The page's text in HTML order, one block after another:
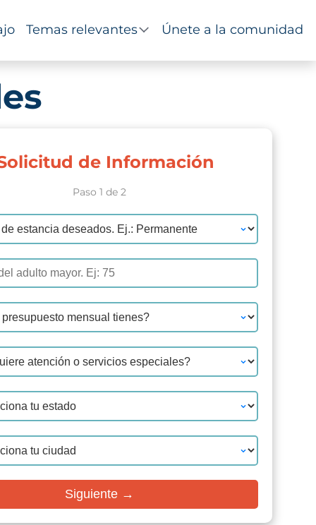
Temas relevantes Únete a la comunidad
de Información
Paso 1 de 2
Siguiente →